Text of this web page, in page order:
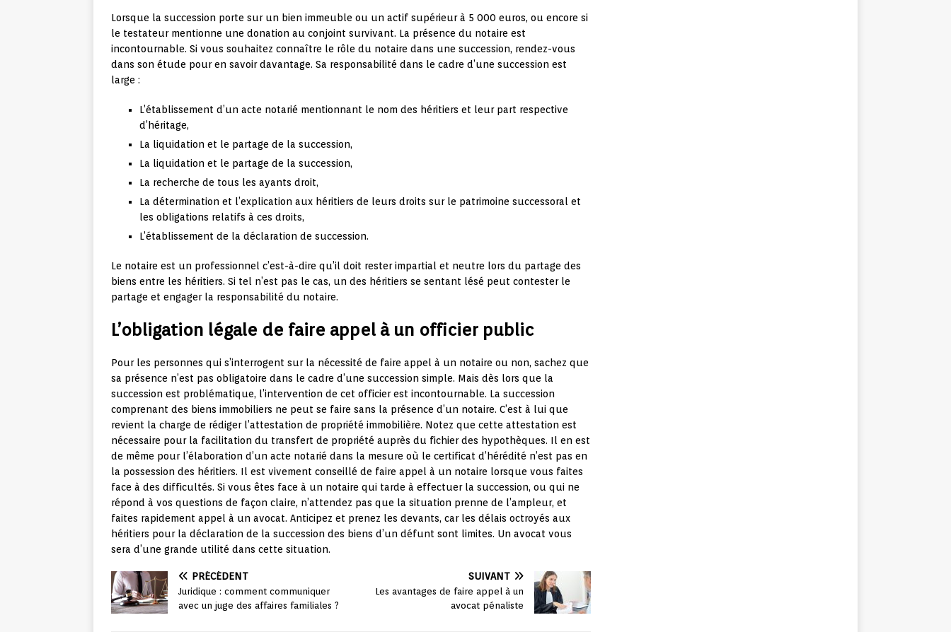
Lorsque la succession porte sur un bien immeuble ou un actif supérieur à 5 000 euros, ou encore si
le testateur mentionne une donation au conjoint survivant. La présence du notaire est
incontournable. Si vous souhaitez connaître le rôle du notaire dans une succession, rendez-vous
dans son étude pour en savoir davantage. Sa responsabilité dans le cadre d’une succession est
large :
L’établissement d’un acte notarié mentionnant le nom des héritiers et leur part respective
d’héritage,
La liquidation et le partage de la succession,
La liquidation et le partage de la succession,
La recherche de tous les ayants droit,
La détermination et l’explication aux héritiers de leurs droits sur le patrimoine successoral et
les obligations relatifs à ces droits,
L’établissement de la déclaration de succession.
Le notaire est un professionnel c’est-à-dire qu’il doit rester impartial et neutre lors du partage des
biens entre les héritiers. Si tel n’est pas le cas, un des héritiers se sentant lésé peut contester le
partage et engager la responsabilité du notaire.
L’obligation légale de faire appel à un officier public
Pour les personnes qui s’interrogent sur la nécessité de faire appel à un notaire ou non, sachez que
sa présence n’est pas obligatoire dans le cadre d’une succession simple. Mais dès lors que la
succession est problématique, l’intervention de cet officier est incontournable. La succession
comprenant des biens immobiliers ne peut se faire sans la présence d’un notaire. C’est à lui que
revient la charge de rédiger l’attestation de propriété immobilière. Notez que cette attestation est
nécessaire pour la facilitation du transfert de propriété auprès du fichier des hypothèques. Il en est
de même pour l’élaboration d’un acte notarié dans la mesure où le certificat d’hérédité n’est pas en
la possession des héritiers. Il est vivement conseillé de faire appel à un notaire lorsque vous faites
face à des difficultés. Si vous êtes face à un notaire qui tarde à effectuer la succession, ou qui ne
répond à vos questions de façon claire, n’attendez pas que la situation prenne de l’ampleur, et
faites rapidement appel à un avocat. Anticipez et prenez les devants, car les délais octroyés aux
héritiers pour la déclaration de la succession des biens d’un défunt sont limites. Un avocat vous
sera d’une grande utilité dans cette situation.
PRÉCÉDENT
Juridique : comment communiquer
avec un juge des affaires familiales ?
SUIVANT
Les avantages de faire appel à un
avocat pénaliste